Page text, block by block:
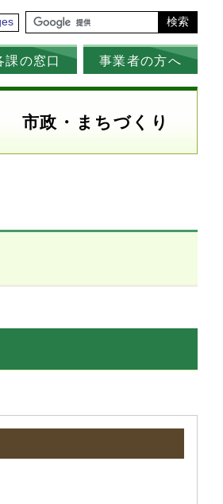
検索
課の窓口 事業者の方へ
市政・まちづくり